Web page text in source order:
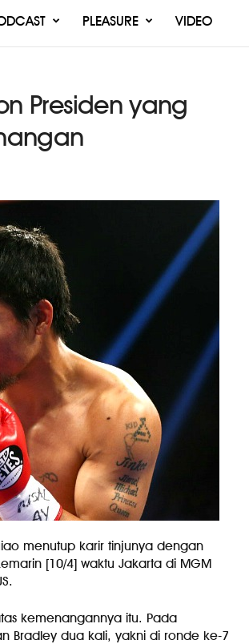
PLEASURE VIDEO
Presiden yang
menutup karir tinjunya dengan
[10/4] waktu Jakarta di MGM
kemenangannya itu. Pada
Bradley dua kali, yakni di ronde ke-7